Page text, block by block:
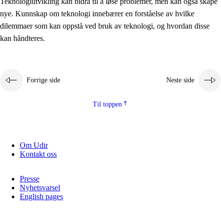
2.5.3 Bærekraftig utvikling
nye. Kunnskap om teknologi innebærer en forståelse av hvilke
dilemmaer som kan oppstå ved bruk av teknologi, og hvordan disse
kan håndteres.
Forrige side Neste side
Til toppen
Om Udir
Kontakt oss
Presse
Nyhetsvarsel
English pages